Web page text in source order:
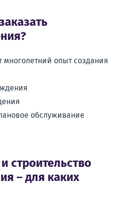
опыт создания
обслуживание
строительство
– для каких